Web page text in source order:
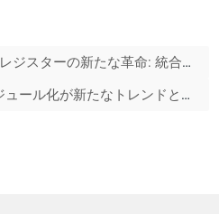
型キャッシュ レジスターは小売体験をどのように再形成するのか
ンビニエンスストアの棚の革新は小売体験のアップグレードに役立ちます